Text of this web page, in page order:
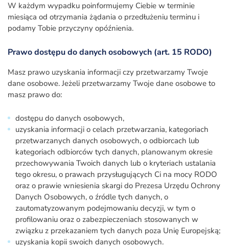
W każdym wypadku poinformujemy Ciebie w terminie
miesiąca od otrzymania żądania o przedłużeniu terminu i
podamy Tobie przyczyny opóźnienia.
Prawo dostępu do danych osobowych (art. 15 RODO)
Masz prawo uzyskania informacji czy przetwarzamy Twoje
dane osobowe. Jeżeli przetwarzamy Twoje dane osobowe to
masz prawo do:
dostępu do danych osobowych,
uzyskania informacji o celach przetwarzania, kategoriach
przetwarzanych danych osobowych, o odbiorcach lub
kategoriach odbiorców tych danych, planowanym okresie
przechowywania Twoich danych lub o kryteriach ustalania
tego okresu, o prawach przysługujących Ci na mocy RODO
oraz o prawie wniesienia skargi do Prezesa Urzędu Ochrony
Danych Osobowych, o źródle tych danych, o
zautomatyzowanym podejmowaniu decyzji, w tym o
profilowaniu oraz o zabezpieczeniach stosowanych w
związku z przekazaniem tych danych poza Unię Europejską;
uzyskania kopii swoich danych osobowych.